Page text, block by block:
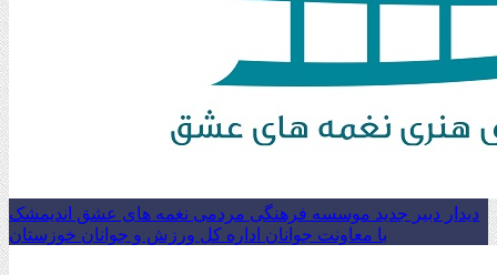
دیدار دبیر جدید موسسه فرهنگی مردمی نغمه های عشق اندیمشک
با معاونت جوانان اداره کل ورزش و جوانان خوزستان